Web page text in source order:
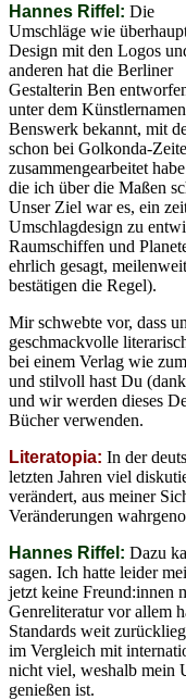
Hannes Riffel: Die
Umschläge wie
Design mit den Logos
anderen hat die Berliner
Gestalterin Ben
unter dem Künstlernamen
Benswerk bekannt, mit
schon bei Golkonda-
zusammengearbeitet
die ich über die Maßen
Unser Ziel war es, ein
Umschlagdesign zu
Raumschiffen und
ehrlich gesagt,
bestätigen die Regel).
Mir schwebte vor, dass
geschmackvolle
bei einem Verlag wie
und stilvoll hast Du
und wir werden dieses
Bücher verwenden.
Literatopia: In der
letzten Jahren viel
verändert, aus meiner
Veränderungen
Hannes Riffel: Dazu
sagen. Ich hatte leider
jetzt keine Freund:innen
Genreliteratur vor allem
Standards weit
im Vergleich mit
nicht viel, weshalb mein
genießen ist.